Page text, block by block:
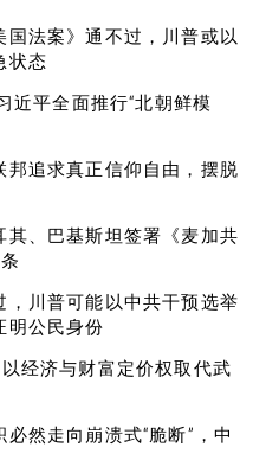
法案》通不过，川普或以
状态
近平全面推行“北朝鲜模
追求真正信仰自由，摆脱
、巴基斯坦签署《麦加共
川普可能以中共干预选举
明公民身份
经济与财富定价权取代武
然走向崩溃式“脆断”，中